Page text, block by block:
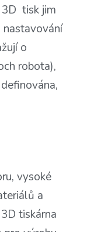
3D tisk jim
o
robota),
vysoké
a
tiskárna